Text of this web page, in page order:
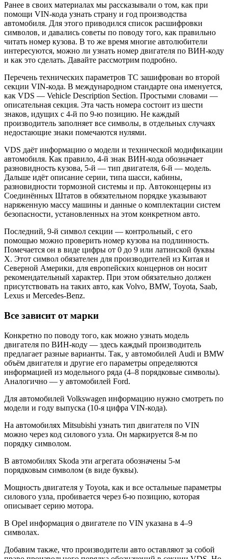
Ранее в своих материалах мы рассказывали о том, как при
помощи VIN-кода узнать страну и год производства
автомобиля. Для этого приводился список расшифровки
символов, и давались советы по поводу того, как правильно
читать номер кузова. В то же время многие автолюбители
интересуются, можно ли узнать номер двигателя по ВИН-коду
и как это сделать. Давайте рассмотрим подробно.
Перечень технических параметров ТС зашифрован во второй
секции VIN-кода. В международном стандарте она именуется,
как VDS — Vehicle Description Section. Простыми словами —
описательная секция. Эта часть номера состоит из шести
знаков, идущих с 4-й по 9-ю позицию. Не каждый
производитель заполняет все символы, в отдельных случаях
недостающие знаки помечаются нулями.
VDS даёт информацию о модели и технической модификации
автомобиля. Как правило, 4-й знак ВИН-кода обозначает
разновидность кузова, 5-й — тип двигателя, 6-й — модель.
Дальше идёт описание серии, типа шасси, кабины,
разновидности тормозной системы и пр. Автоконцерны из
Соединённых Штатов в обязательном порядке указывают
наряженную массу машины и данные о комплектации систем
безопасности, установленных на этом конкретном авто.
Последний, 9-й символ секции — контрольный, с его
помощью можно проверить номер кузова на подлинность.
Помечается он в виде цифры от 0 до 9 или латинской буквы
X. Этот символ обязателен для производителей из Китая и
Северной Америки, для европейских концернов он носит
рекомендательный характер. При этом обязательно должен
присутствовать на таких авто, как Volvo, BMW, Toyota, Saab,
Lexus и Mercedes-Benz.
Все зависит от марки
Конкретно по поводу того, как можно узнать модель
двигателя по ВИН-коду — здесь каждый производитель
предлагает разные варианты. Так, у автомобилей Audi и BMW
объём двигателя и другие его параметры определяются
информацией из модельного ряда (4–8 порядковые символы).
Аналогично — у автомобилей Ford.
Для автомобилей Volkswagen информацию нужно смотреть по
модели и году выпуска (10-я цифра VIN-кода).
На автомобилях Mitsubishi узнать тип двигателя по VIN
можно через код силового узла. Он маркируется 8-м по
порядку символом.
В автомобилях Skoda эти агрегата обозначены 5-м
порядковым символом (в виде буквы).
Мощность двигателя у Toyota, как и все остальные параметры
силового узла, пробивается через 6-ю позицию, которая
описывает серию мотора.
В Opel информация о двигателе по VIN указана в 4–9
символах.
Добавим также, что производители авто оставляют за собой